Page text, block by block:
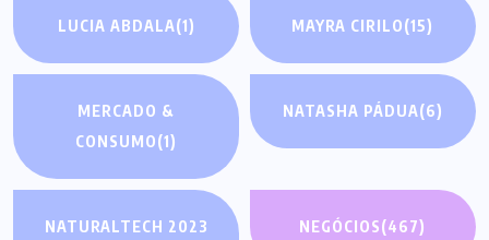
LUCIA ABDALA(1) MAYRA CIRILO(15)
MERCADO &
CONSUMO(1)
NATASHA PÁDUA(6)
NATURALTECH 2023 NEGÓCIOS(467)